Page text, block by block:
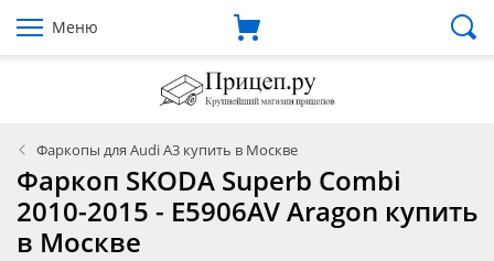
Меню
Фаркопы для Audi A3 купить в Москве
Фаркоп SKODA Superb Combi
2010-2015 - E5906AV Aragon купить
в Москве